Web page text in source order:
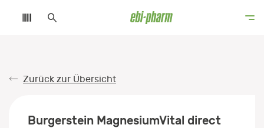
Zurück zur Übersicht
Burgerstein MagnesiumVital direct